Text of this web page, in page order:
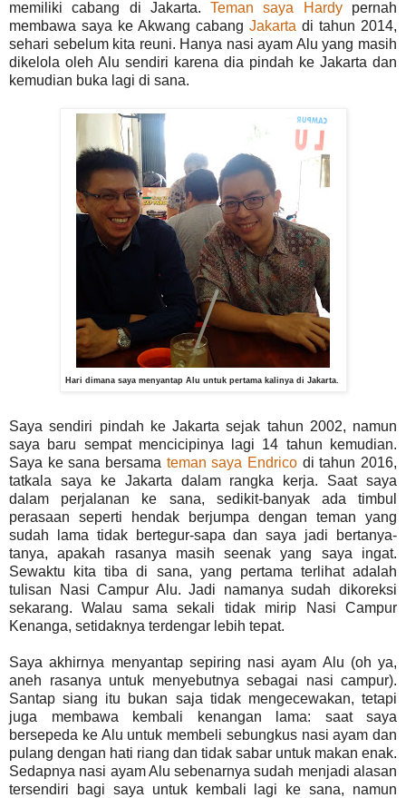
memiliki cabang di Jakarta.Teman saya Hardypernah
membawa saya ke Akwang cabang Jakarta di tahun 2014,
sehari sebelum kita reuni. Hanya nasi ayam Alu yang masih
dikelola oleh Alu sendiri karena dia pindah ke Jakarta dan
kemudian buka lagi di sana.
Hari dimana saya menyantap Alu untuk pertama kalinya di Jakarta.
Saya sendiri pindah ke Jakarta sejak tahun 2002, namun
saya baru sempat mencicipinya lagi 14 tahun kemudian.
Saya ke sana bersama teman saya Endrico di tahun 2016,
tatkala saya ke Jakarta dalam rangka kerja. Saat saya
dalam perjalanan ke sana, sedikit-banyak ada timbul
perasaan seperti hendak berjumpa dengan teman yang
sudah lama tidak bertegur-sapa dan saya jadi bertanya-
tanya, apakah rasanya masih seenak yang saya ingat.
Sewaktu kita tiba di sana, yang pertama terlihat adalah
tulisan Nasi Campur Alu. Jadi namanya sudah dikoreksi
sekarang. Walau sama sekali tidak mirip Nasi Campur
Kenanga, setidaknya terdengar lebih tepat.
Saya akhirnya menyantap sepiring nasi ayam Alu (oh ya,
aneh rasanya untuk menyebutnya sebagai nasi campur).
Santap siang itu bukan saja tidak mengecewakan, tetapi
juga membawa kembali kenangan lama: saat saya
bersepeda ke Alu untuk membeli sebungkus nasi ayam dan
pulang dengan hati riang dan tidak sabar untuk makan enak.
Sedapnya nasi ayam Alu sebenarnya sudah menjadi alasan
tersendiri bagi saya untuk kembali lagi ke sana, namun